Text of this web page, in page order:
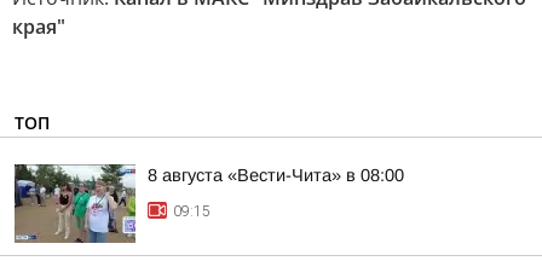
края"
ТОП
8 августа «Вести-Чита» в 08:00
09:15